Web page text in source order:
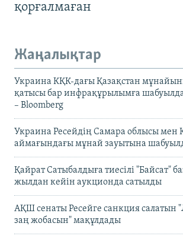
қорғалмаған
Жаңалықтар
Украина КҚК-дағы Қазақстан
қатысы бар инфрақұрылымға
– Bloomberg
Украина Ресейдің Самара облысы мен
аймағындағы мұнай зауытына
Қайрат Сатыбалдыға тиесілі "Байсат"
жылдан кейін аукционда сатылды
АҚШ сенаты Ресейге санкция салатын
заң жобасын" мақұлдады